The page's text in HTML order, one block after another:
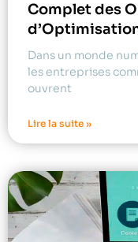
Complet des
Dans un monde
les entreprises
ouvrent
Lire la suite »